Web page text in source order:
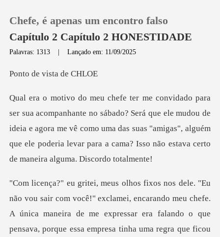
Loja
Histórico
Sair
Baixar App
Chefe, é apenas um encontro falso
Capítulo 2 Capítulo 2 HONESTIDADE
Palavras: 1313 |Lançado em: 11/09/2025
e vista
erá que ele mudou de
ideia e agora me vê como uma das suas "amigas", alguém
que ele po
do meu chefe.
A única maneira de me expressar era falando o que
pensava, porque essa empresa tinha